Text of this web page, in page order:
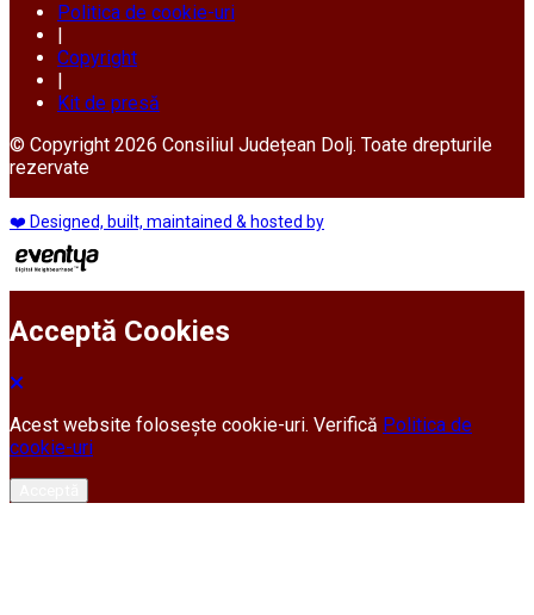
Politica de cookie-uri
Copyright
Kit de presă
© Copyright 2026 Consiliul Județean Dolj. Toate drepturile
rezervate
❤️ Designed, built, maintained & hosted by
Acceptă Cookies
Acest website folosește cookie-uri. Verifică Politica de
cookie-uri